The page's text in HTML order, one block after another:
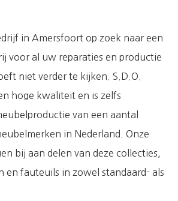
in Amersfoort op zoek naar een
voor al uw reparaties en productie
niet verder te kijken. S.D.O.
hoge kwaliteit en is zelfs
van een aantal
in Nederland. Onze
bij aan delen van deze collecties,
en fauteuils in zowel standaard- als